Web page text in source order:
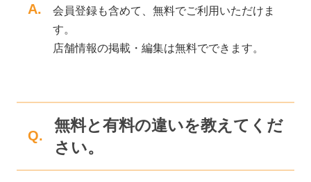
A.
会員登録も含めて、無料でご利用いただけま
す。
店舗情報の掲載・編集は無料でできます。
Q.
無料と有料の違いを教えてくだ
さい。